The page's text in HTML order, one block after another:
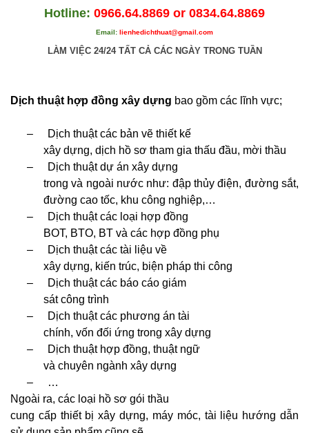
Hotline: 0966.64.8869 or 0834.64.8869
Email: lienhedichthuat@gmail.com
LÀM VIỆC 24/24 TẤT CẢ CÁC NGÀY TRONG TUẦN
Dịch thuật hợp đồng xây dựng bao gồm các lĩnh vực;
–
Dịch thuật các bản vẽ thiết kế
xây dựng, dịch hồ sơ tham gia thấu đầu, mời thầu
–
Dịch thuật dự án xây dựng
trong và ngoài nước như: đập thủy điện, đường sắt,
đường cao tốc, khu công nghiệp,…
–
Dịch thuật các loại hợp đồng
BOT, BTO, BT và các hợp đồng phụ
–
Dịch thuật các tài liệu về
xây dựng, kiến trúc, biện pháp thi công
–
Dịch thuật các báo cáo giám
sát công trình
–
Dịch thuật các phương án tài
chính, vốn đối ứng trong xây dựng
–
Dịch thuật hợp đồng, thuật ngữ
và chuyên ngành xây dựng
–
…
Ngoài ra, các loại hồ sơ gói thầu
cung cấp thiết bị xây dựng, máy móc, tài liệu hướng dẫn